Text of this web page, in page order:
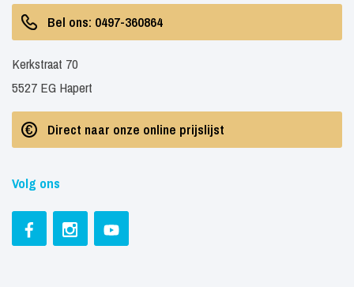
Bel ons: 0497-360864
Kerkstraat 70
5527 EG Hapert
Direct naar onze online prijslijst
Volg ons